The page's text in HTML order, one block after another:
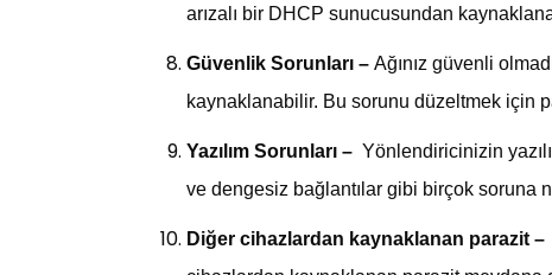
arızalı bir DHCP sunucusundan
Güvenlik Sorunları – Ağınız güvenli
kaynaklanabilir. Bu sorunu düzeltmek için
Yazılım Sorunları – Yönlendiricinizin
ve dengesiz bağlantılar gibi birçok soruna
Diğer cihazlardan kaynaklanan parazit –